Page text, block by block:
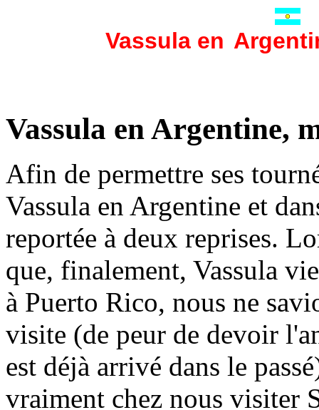
Vassula en
Vassula en Argentine,
Afin de permettre ses
Vassula en Argentine et
reportée à deux reprises.
que, finalement, Vassula
à Puerto Rico, nous ne
visite (de peur de devoir
est déjà arrivé dans le
vraiment chez nous visiter